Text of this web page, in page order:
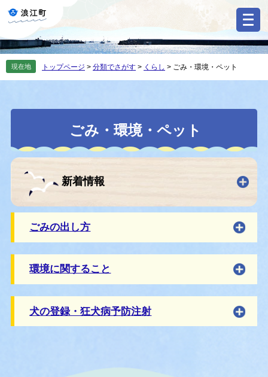
の
先
で
ー
を
ば
現在地 トップページ > 分類でさがす > くらし > ごみ・環境・ペット
本
ごみ・環境・ペット
新着情報
ごみの出し方
環境に関すること
犬の登録・狂犬病予防注射